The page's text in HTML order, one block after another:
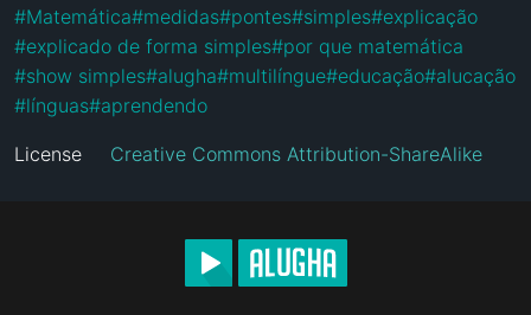
#Matemática#medidas#pontes#simples#explicação
#explicado de forma simples#por que matemática
#show simples#alugha#multilíngue#educação#alucação
#línguas#aprendendo
License Creative Commons Attribution-ShareAlike